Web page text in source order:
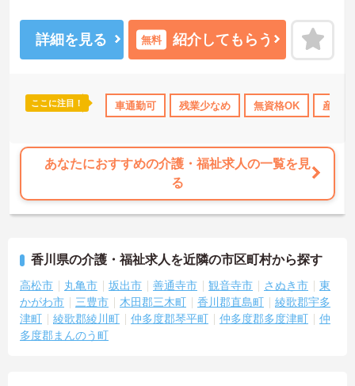
通費支給
すのでお気軽にご相談ください。
詳細を見る 無料 紹介してもらう
ここに注目！ 車通勤可 残業少なめ 無資格OK 産休･
あなたにおすすめの介護・福祉求人の一覧を見
る
香川県の介護・福祉求人を近隣の市区町村から探す
高松市 丸亀市 坂出市 善通寺市 観音寺市 さぬき市
東
かがわ市
三豊市 木田郡三木町 香川郡直島町
綾歌郡宇多
津町
綾歌郡綾川町 仲多度郡琴平町 仲多度郡多度津町
仲
多度郡まんのう町